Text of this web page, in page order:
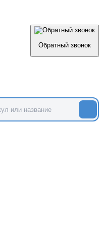
Обратный звонок